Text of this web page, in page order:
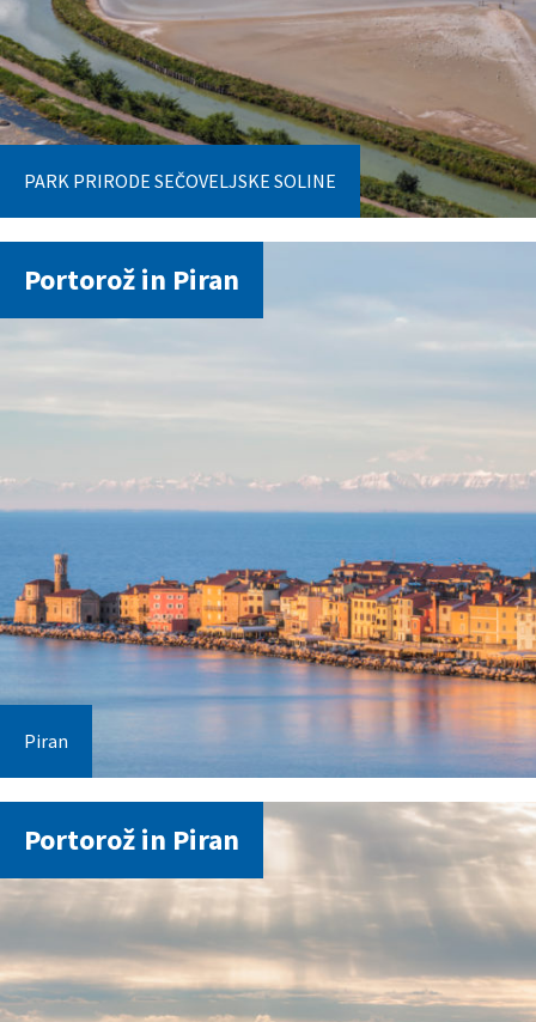
PARK PRIRODE SEČOVELJSKE SOLINE
Portorož in Piran
Piran
Portorož in Piran